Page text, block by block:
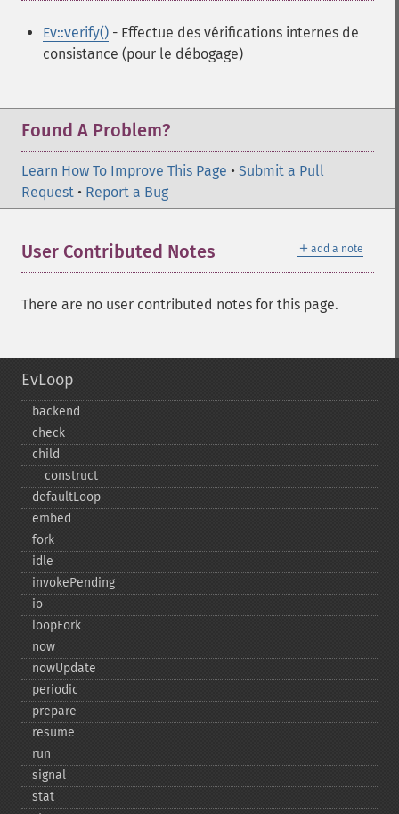
Ev::verify() - Effectue des vérifications internes de
consistance (pour le débogage)
Found A Problem?
Learn How To Improve This Page • Submit a Pull
Request • Report a Bug
＋ add a note
User Contributed Notes
There are no user contributed notes for this page.
EvLoop
backend
check
child
_​_​construct
defaultLoop
embed
fork
idle
invokePending
io
loopFork
now
nowUpdate
periodic
prepare
resume
run
signal
stat